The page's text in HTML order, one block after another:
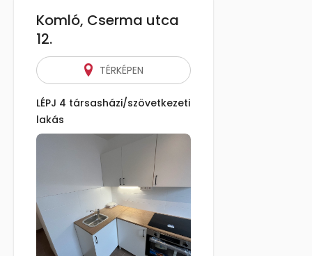
Komló, Cserma utca
12.
TÉRKÉPEN
LÉPJ 4 társasházi/szövetkezeti
lakás